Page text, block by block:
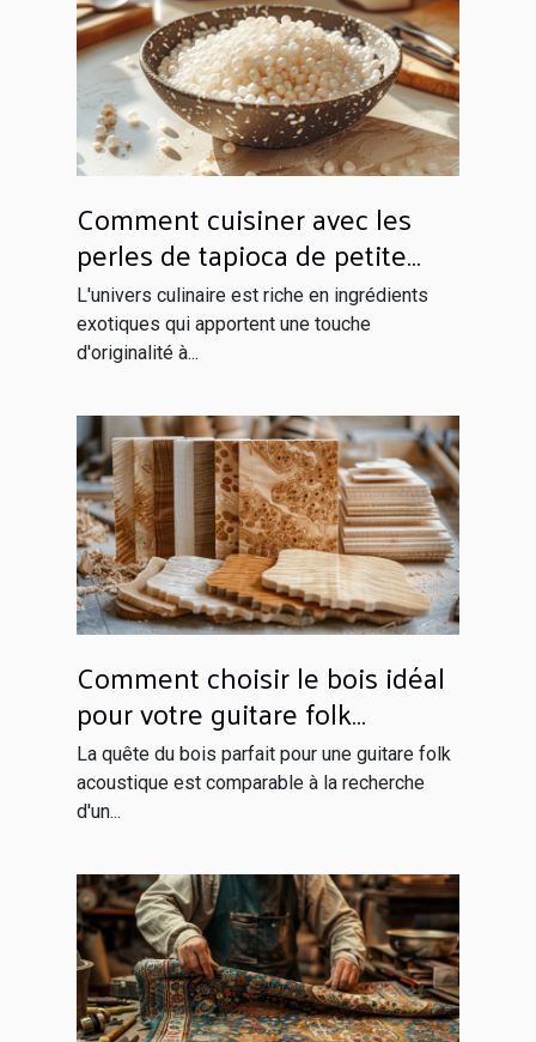
Comment cuisiner avec les
perles de tapioca de petite
taille
L'univers culinaire est riche en ingrédients
exotiques qui apportent une touche
d'originalité à...
Comment choisir le bois idéal
pour votre guitare folk
acoustique
La quête du bois parfait pour une guitare folk
acoustique est comparable à la recherche
d'un...